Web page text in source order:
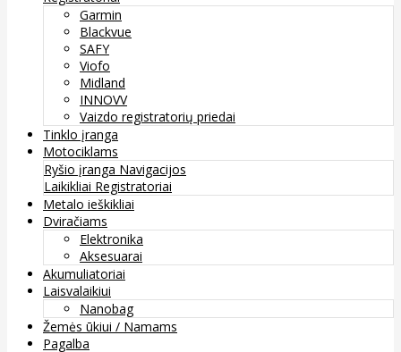
Garmin
Blackvue
SAFY
Viofo
Midland
INNOVV
Vaizdo registratorių priedai
Tinklo įranga
Motociklams
Ryšio įranga Navigacijos
Laikikliai Registratoriai
Metalo ieškikliai
Dviračiams
Elektronika
Aksesuarai
Akumuliatoriai
Laisvalaikiui
Nanobag
Žemės ūkiui / Namams
Pagalba